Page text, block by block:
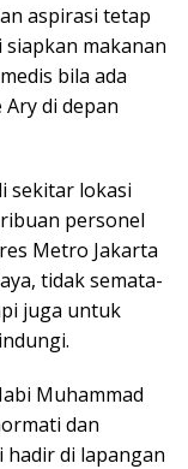
aspirasi tetap
makanan
bila ada
di depan
sekitar lokasi
personel
Metro Jakarta
tidak semata-
juga untuk
Muhammad
dan
hadir di lapangan